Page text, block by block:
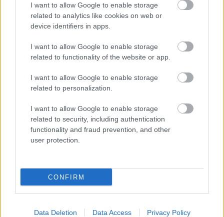
I want to allow Google to enable storage
related to analytics like cookies on web or
device identifiers in apps.
I want to allow Google to enable storage
related to functionality of the website or app.
I want to allow Google to enable storage
related to personalization.
I want to allow Google to enable storage
related to security, including authentication
functionality and fraud prevention, and other
user protection.
CONFIRM
Data Deletion Data Access Privacy Policy